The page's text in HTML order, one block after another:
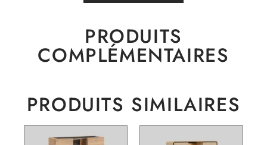
PRODUITS
COMPLÉMENTAIRES
PRODUITS SIMILAIRES